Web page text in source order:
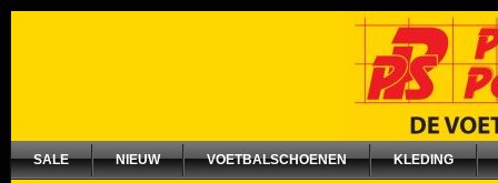
SALE NIEUW VOETBALSCHOENEN KLEDING